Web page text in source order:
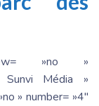
»no »
Média »
» number= »4″